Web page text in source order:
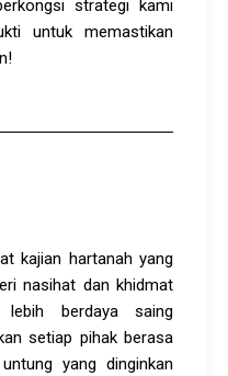
strategi kami
untuk memastikan
kajian hartanah yang
nasihat dan khidmat
berdaya saing
setiap pihak berasa
yang dinginkan